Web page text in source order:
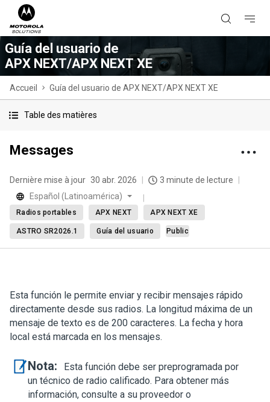
Guía del usuario de
APX NEXT/APX NEXT XE
Accueil Guía del usuario de APX NEXT/APX NEXT XE
Table des matières
Messages
Dernière mise à jour 30 abr. 2026
3 minute de lecture
Español (Latinoamérica)
Radios portables APX NEXT APX NEXT XE
ASTRO SR2026.1 Guía del usuario Public
Esta función le permite enviar y recibir mensajes rápido
directamente desde sus radios. La longitud máxima de un
mensaje de texto es de 200 caracteres. La fecha y hora
local está marcada en los mensajes.
Nota:
Esta función debe ser preprogramada por
un técnico de radio calificado. Para obtener más
información, consulte a su proveedor o